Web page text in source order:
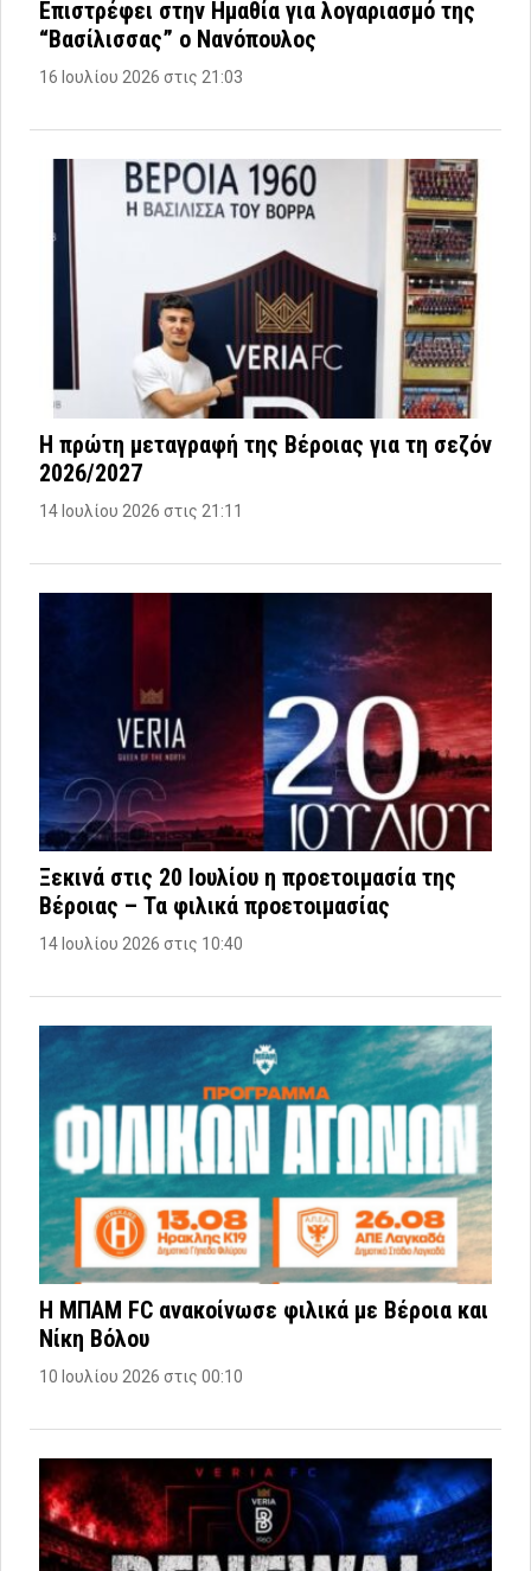
Επιστρέφει στην Ημαθία για λογαριασμό της
“Βασίλισσας” ο Νανόπουλος
16 Ιουλίου 2026 στις 21:03
Η πρώτη μεταγραφή της Βέροιας για τη σεζόν
2026/2027
14 Ιουλίου 2026 στις 21:11
Ξεκινά στις 20 Ιουλίου η προετοιμασία της
Βέροιας – Τα φιλικά προετοιμασίας
14 Ιουλίου 2026 στις 10:40
Η ΜΠΑΜ FC ανακοίνωσε φιλικά με Βέροια και
Νίκη Βόλου
10 Ιουλίου 2026 στις 00:10